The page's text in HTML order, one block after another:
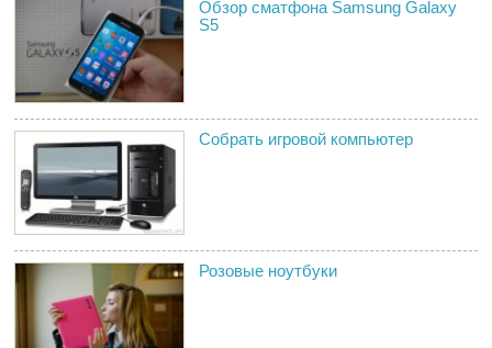
Обзор сматфона Samsung Galaxy
S5
Собрать игровой компьютер
Розовые ноутбуки